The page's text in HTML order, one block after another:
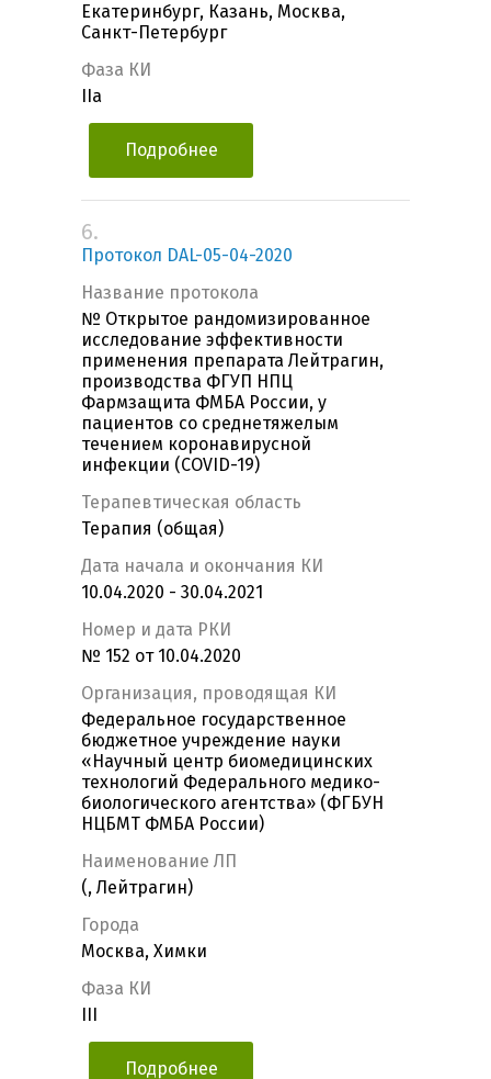
Екатеринбург, Казань, Москва,
Санкт-Петербург
Фаза КИ
IIa
Подробнее
6.
Протокол DAL-05-04-2020
Название протокола
№ Открытое рандомизированное
исследование эффективности
применения препарата Лейтрагин,
производства ФГУП НПЦ
Фармзащита ФМБА России, у
пациентов со среднетяжелым
течением коронавирусной
инфекции (COVID-19)
Терапевтическая область
Терапия (общая)
Дата начала и окончания КИ
10.04.2020 - 30.04.2021
Номер и дата РКИ
№ 152 от 10.04.2020
Организация, проводящая КИ
Федеральное государственное
бюджетное учреждение науки
«Научный центр биомедицинских
технологий Федерального медико-
биологического агентства» (ФГБУН
НЦБМТ ФМБА России)
Наименование ЛП
(, Лейтрагин)
Города
Москва, Химки
Фаза КИ
Подробнее